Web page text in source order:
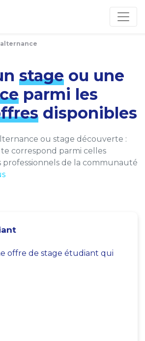
alternance
stage ou une
parmi les
disponibles
ou stage découverte :
correspond parmi celles
professionnels de la communauté
offre de stage étudiant qui
des cookies